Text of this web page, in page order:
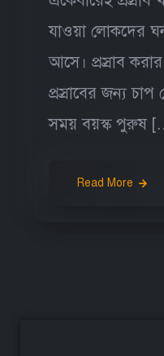
যাওয়া লোকদের
আসে। প্রস্রাব
প্রস্রাবের জন্য
সময় বয়স্ক পুরুষ
Read More